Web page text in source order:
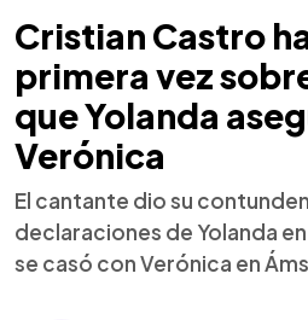
Cristian Castro
primera vez
que Yolanda
Verónica
El cantante dio su
declaraciones de Yolanda
se casó con Verónica en